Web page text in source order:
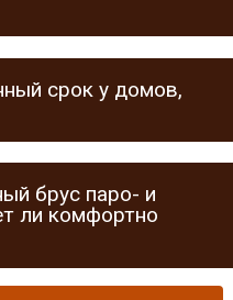
срок у домов,
брус паро- и
ли комфортно